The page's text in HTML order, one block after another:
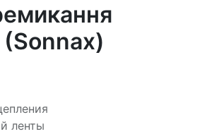
ленты